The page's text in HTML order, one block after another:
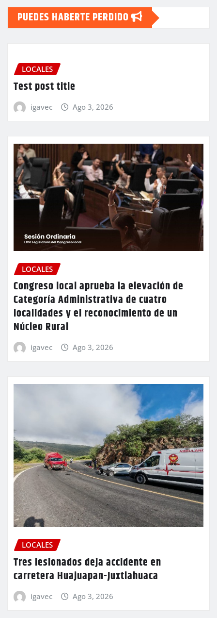
PUEDES HABERTE PERDIDO
LOCALES
Test post title
igavec Ago 3, 2026
LOCALES
Congreso local aprueba la elevación de
Categoría Administrativa de cuatro
localidades y el reconocimiento de un
Núcleo Rural
igavec Ago 3, 2026
LOCALES
Tres lesionados deja accidente en
carretera Huajuapan-Juxtlahuaca
igavec Ago 3, 2026